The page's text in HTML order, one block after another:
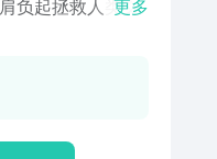
负起拯救人类文
神兽环绕，混
统治寰宇，将
更多